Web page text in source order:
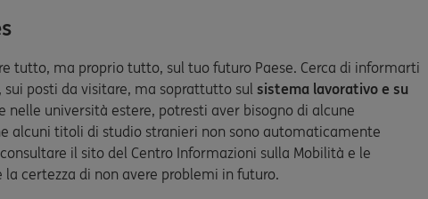
tutto, ma proprio tutto, sul tuo futuro Paese. Cerca di informarti
, sui posti da visitare, ma soprattutto sul sistema lavorativo e su
nelle università estere, potresti aver bisogno di alcune
alcuni titoli di studio stranieri non sono automaticamente
il sito del Centro Informazioni sulla Mobilità e le
la certezza di non avere problemi in futuro.